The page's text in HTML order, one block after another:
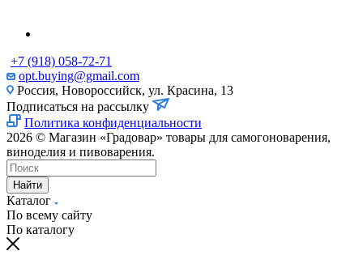
+7 (918) 058-72-71
opt.buying@gmail.com
Россия, Новороссийск, ул. Красина, 13
Подписаться на рассылку
Политика конфиденциальности
2026 © Магазин «Градовар» товары для самогоноварения,
виноделия и пивоварения.
Найти
Каталог
По всему сайту
По каталогу